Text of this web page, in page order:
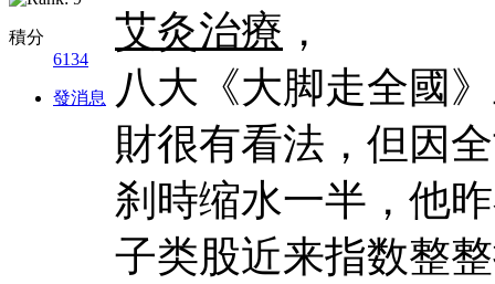
積分
6134
發消息
艾灸治療 ，
八大《大脚走全國
財很有看法，但因
刹時缩水一半，他
子类股近来指数整